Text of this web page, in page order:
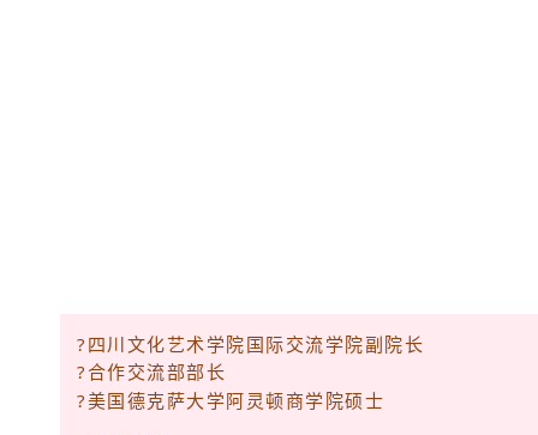
?四川文化艺术学院国际交流学院副院长
?合作交流部部长
?美国德克萨大学阿灵顿商学院硕士